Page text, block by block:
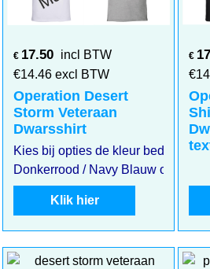
€ 17.50 incl BTW
€14.46 excl BTW
Operation Desert
Storm Veteraan
Dwarsshirt
Kies bij opties de kleur bedrukking
Donkerrood / Navy Blauw of
Klik hier
€
€